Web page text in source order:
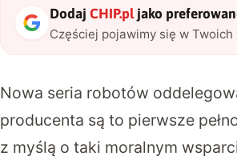
Dodaj CHIP.pljako
Częściej pojawimy się w
Nowa seria robotów
producenta są to pierwsze
z myślą o taki moralnym